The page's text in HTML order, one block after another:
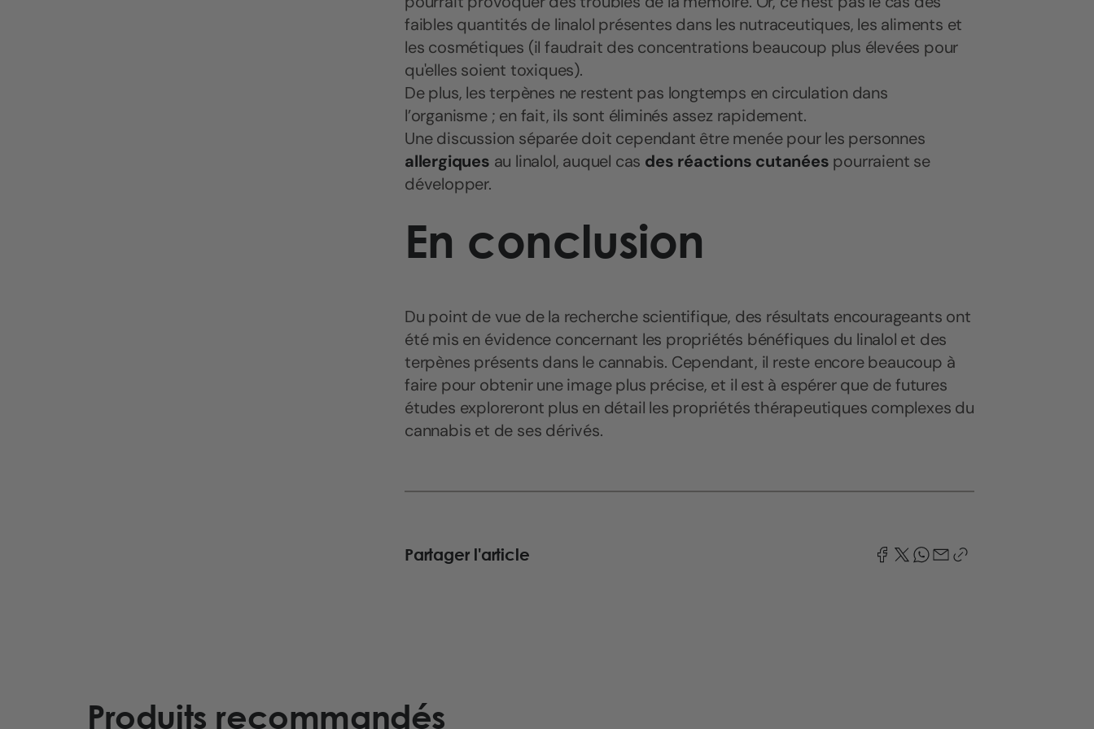
faibles quantités de linalol présentes dans les nutraceutiques, les aliments et
les cosmétiques (il faudrait des concentrations beaucoup plus élevées pour
qu'elles soient toxiques).
De plus, les terpènes ne restent pas longtemps en circulation dans
l’organisme ; en fait, ils sont éliminés assez rapidement.
Une discussion séparée doit cependant être menée pour les personnes
allergiques au linalol, auquel cas des réactions cutanées pourraient se
développer.
En conclusion
Du point de vue de la recherche scientifique, des résultats encourageants ont
été mis en évidence concernant les propriétés bénéfiques du linalol et des
terpènes présents dans le cannabis. Cependant, il reste encore beaucoup à
faire pour obtenir une image plus précise, et il est à espérer que de futures
études exploreront plus en détail les propriétés thérapeutiques complexes du
cannabis et de ses dérivés.
Partager l'article
Produits recommandés